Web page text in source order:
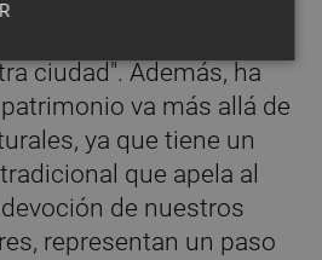
y señas de
ciudad". Además, ha
va más allá de
ya que tiene un
que apela al
de nuestros
representan un paso